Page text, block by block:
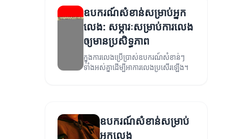
ឧបករណ៍សំខាន់សម្រាប់អ្នក
លេង: សម្ភារៈសម្រាប់ការលេង
ឲ្យមានប្រសិទ្ធភាព
ក្នុងការលេងប្រើប្រាស់ឧបករណ៍សំខាន់ៗ
ទាំងអស់គ្នាដើម្បីអាការលេងប្រសើរឡើង។
ឧបករណ៍សំខាន់សម្រាប់
អ្នកលេង